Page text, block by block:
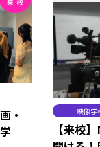
・
映像学
【来校